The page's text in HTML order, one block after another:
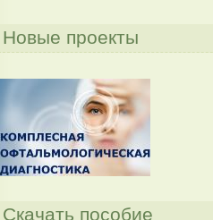
Новые проекты
Скачать пособие